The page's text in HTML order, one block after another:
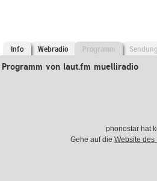
Info Webradio Programm
Programm von laut.fm muelliradio
phonostar hat
Gehe auf die Website des